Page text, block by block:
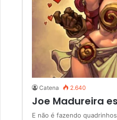
Catena 2.640
Joe Madureira
E não é fazendo